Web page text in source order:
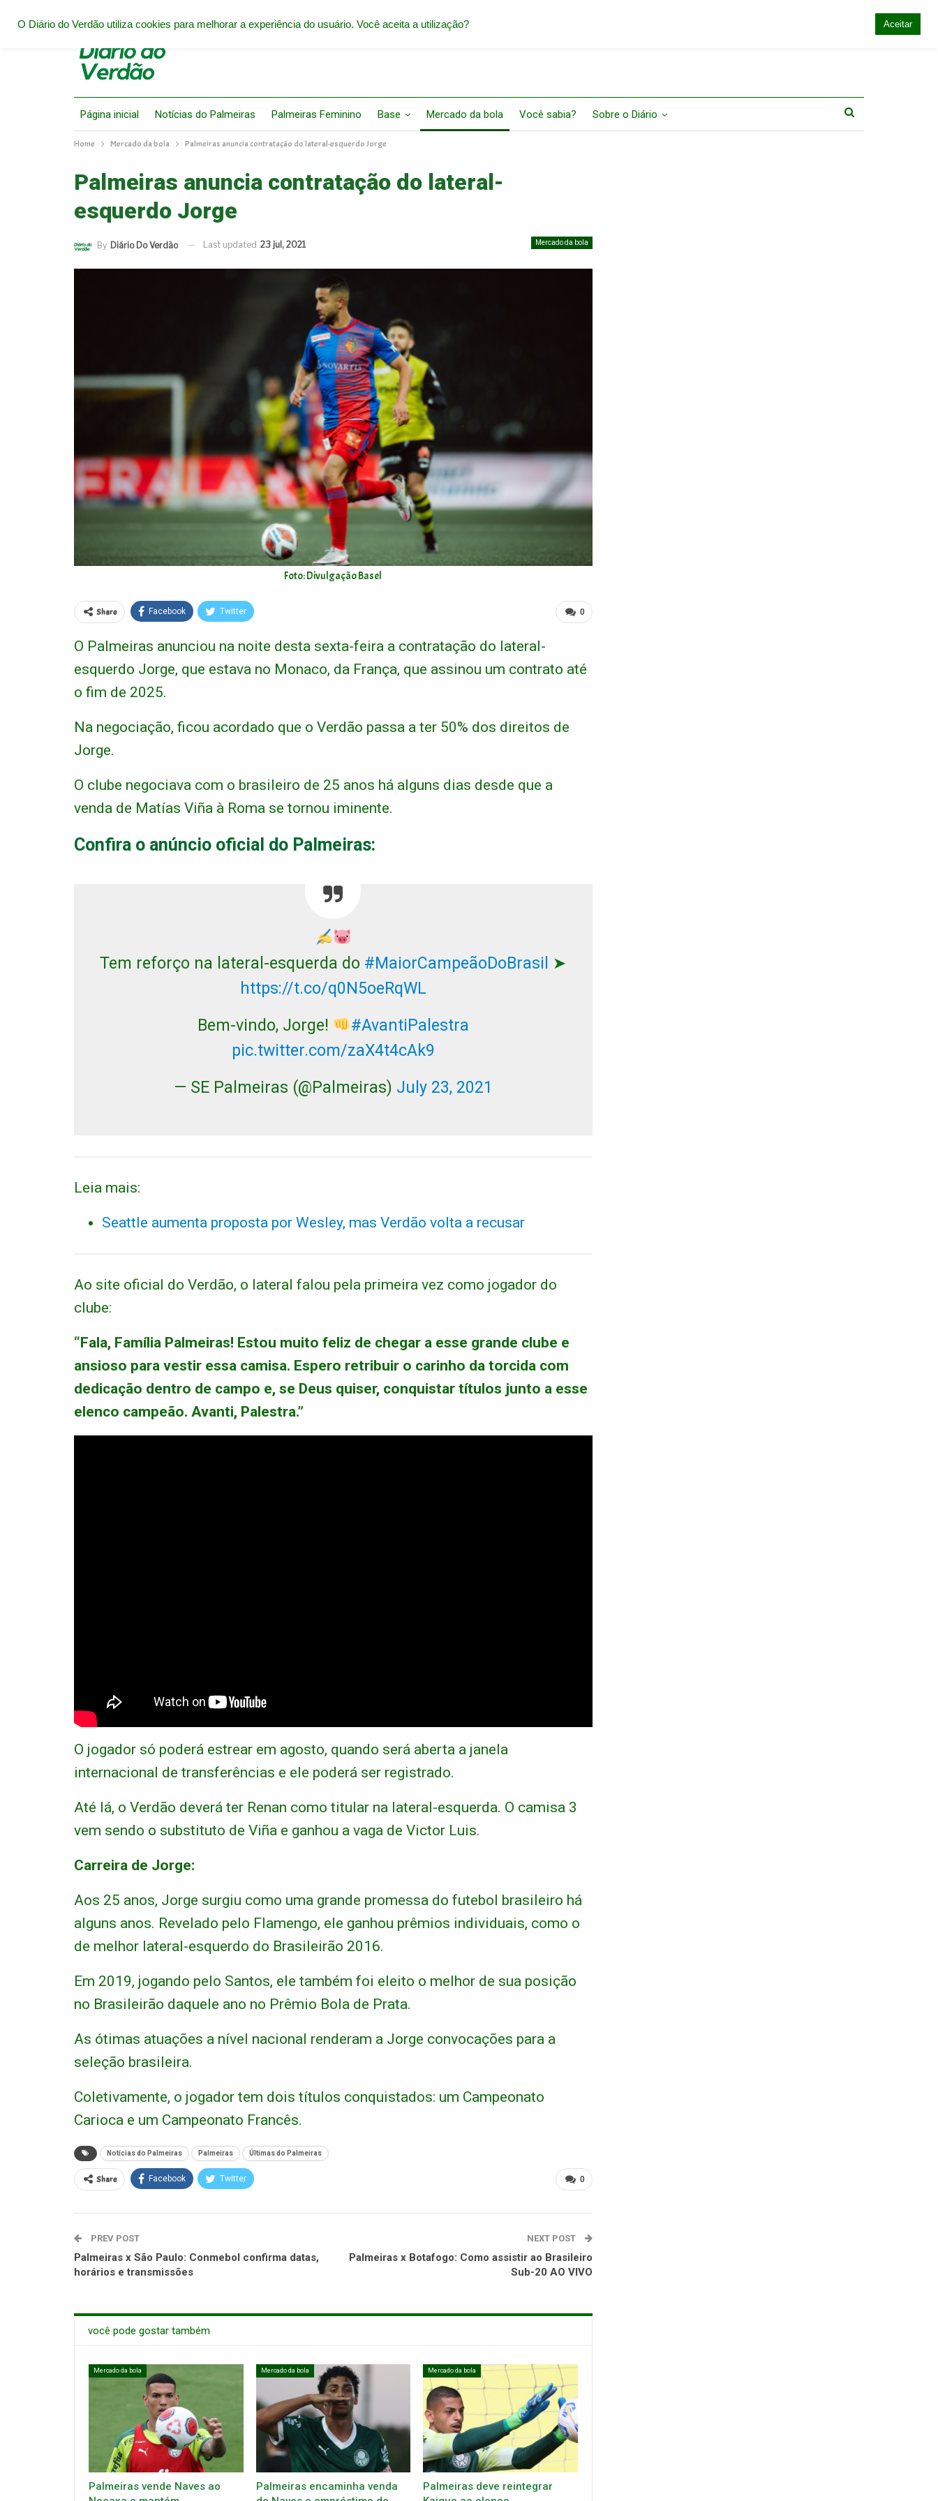
Página inicial Notícias do Palmeiras Palmeiras Feminino Base Mercado da bola Você sabia? Sobre o Diário
Home Mercado da bola Palmeiras anuncia contratação do lateral-esquerdo Jorge
Palmeiras anuncia contratação do lateral-
esquerdo Jorge
Mercado da bola
By Diário Do Verdão Last updated 23 jul, 2021
Foto: Divulgação Basel
0
Share Facebook Twitter
O Palmeiras anunciou na noite desta sexta-feira a contratação do lateral-
esquerdo Jorge, que estava no Monaco, da França, que assinou um contrato até
o fim de 2025.
Na negociação, ficou acordado que o Verdão passa a ter 50% dos direitos de
Jorge.
O clube negociava com o brasileiro de 25 anos há alguns dias desde que a
venda de Matías Viña à Roma se tornou iminente.
Confira o anúncio oficial do Palmeiras:
Tem reforço na lateral-esquerda do #MaiorCampeãoDoBrasil ➤
https://t.co/q0N5oeRqWL
Bem-vindo, Jorge!
#AvantiPalestra
pic.twitter.com/zaX4t4cAk9
— SE Palmeiras (@Palmeiras) July 23, 2021
Leia mais:
Seattle aumenta proposta por Wesley, mas Verdão volta a recusar
Ao site oficial do Verdão, o lateral falou pela primeira vez como jogador do
clube:
“Fala, Família Palmeiras! Estou muito feliz de chegar a esse grande clube e
ansioso para vestir essa camisa. Espero retribuir o carinho da torcida com
dedicação dentro de campo e, se Deus quiser, conquistar títulos junto a esse
elenco campeão. Avanti, Palestra.”
O jogador só poderá estrear em agosto, quando será aberta a janela
internacional de transferências e ele poderá ser registrado.
Até lá, o Verdão deverá ter Renan como titular na lateral-esquerda. O camisa 3
vem sendo o substituto de Viña e ganhou a vaga de Victor Luis.
Carreira de Jorge:
Aos 25 anos, Jorge surgiu como uma grande promessa do futebol brasileiro há
alguns anos. Revelado pelo Flamengo, ele ganhou prêmios individuais, como o
de melhor lateral-esquerdo do Brasileirão 2016.
Em 2019, jogando pelo Santos, ele também foi eleito o melhor de sua posição
no Brasileirão daquele ano no Prêmio Bola de Prata.
As ótimas atuações a nível nacional renderam a Jorge convocações para a
seleção brasileira.
Coletivamente, o jogador tem dois títulos conquistados: um Campeonato
Carioca e um Campeonato Francês.
Notícias do Palmeiras Palmeiras Últimas do Palmeiras
0
Share Facebook Twitter
PREV POST
Palmeiras x São Paulo: Conmebol confirma datas,
horários e transmissões
NEXT POST
Palmeiras x Botafogo: Como assistir ao Brasileiro
Sub-20 AO VIVO
você pode gostar também
Mercado da bola
Palmeiras vende Naves ao
Mercado da bola
Palmeiras encaminha venda
Mercado da bola
Palmeiras deve reintegrar
O Diário do Verdão utiliza cookies para melhorar a experiência do usuário. Você aceita a utilização? Aceitar